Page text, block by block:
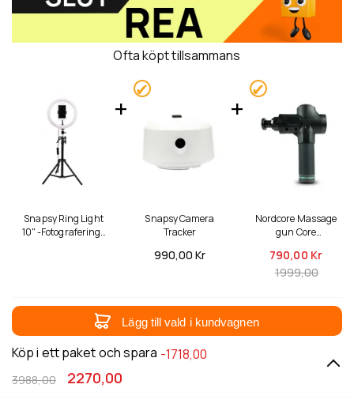
Ofta köpt tillsammans
Snapsy Ring Light
10" -Fotograferings
Snapsy Camera
Tracker
990,00 Kr
Nordcore Massage
gun Core
790,00 Kr
1999,00
Lägg till vald i kundvagnen
Köp i ett paket och spara -1718,00
2270,00
3988,00